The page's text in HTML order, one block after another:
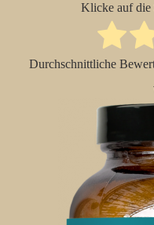
Klicke auf die
Durchschnittliche